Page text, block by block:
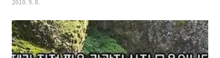
2010. 9. 8.